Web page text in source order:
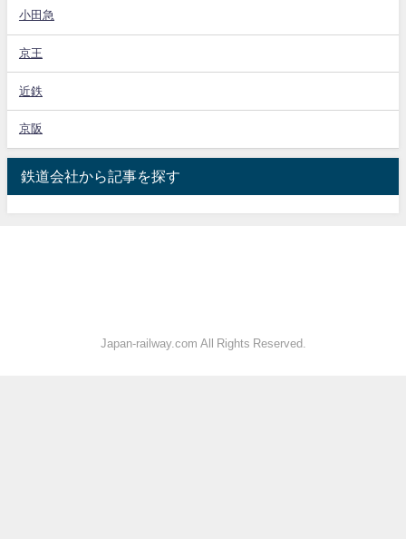
小田急
京王
近鉄
京阪
鉄道会社から記事を探す
Japan-railway.com All Rights Reserved.